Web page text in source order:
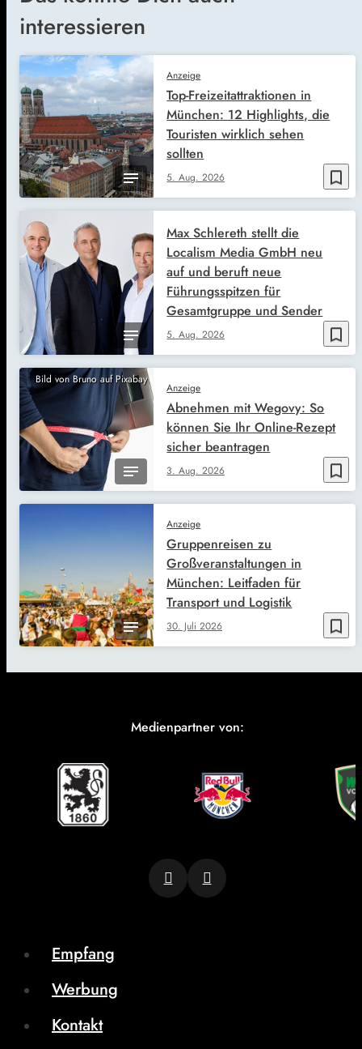
interessieren
bookmark_border
Anzeige
5. Aug. 2026
Top-Freizeitattraktionen in
München: 12 Highlights, die
Touristen wirklich sehen
sollten
bookmark_border
5. Aug. 2026
Max Schlereth stellt die
Localism Media GmbH neu
auf und beruft neue
Führungsspitzen für
Gesamtgruppe und Sender
Bild von Bruno auf Pixabay
bookmark_border
Anzeige
3. Aug. 2026
Abnehmen mit Wegovy: So
können Sie Ihr Online-Rezept
sicher beantragen
bookmark_border
Anzeige
30. Juli 2026
Gruppenreisen zu
Großveranstaltungen in
München: Leitfaden für
Transport und Logistik
Medienpartner von:
Empfang
Werbung
Kontakt